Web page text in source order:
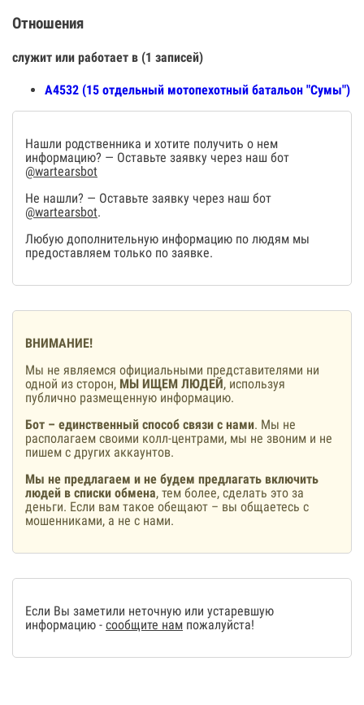
Отношения
служит или работает в (1 записей)
А4532 (15 отдельный мотопехотный батальон "Сумы")
Нашли родственника и хотите получить о нем
информацию? — Оставьте заявку через наш бот
@wartearsbot
Не нашли? — Оставьте заявку через наш бот
@wartearsbot.
Любую дополнительную информацию по людям мы
предоставляем только по заявке.
ВНИМАНИЕ!
Мы не являемся официальными представителями ни
одной из сторон, МЫ ИЩЕМ ЛЮДЕЙ, используя
публично размещенную информацию.
Бот – единственный способ связи с нами. Мы не
располагаем своими колл-центрами, мы не звоним и не
пишем с других аккаунтов.
Мы не предлагаем и не будем предлагать включить
людей в списки обмена, тем более, сделать это за
деньги. Если вам такое обещают – вы общаетесь с
мошенниками, а не с нами.
Если Вы заметили неточную или устаревшую
информацию - сообщите нам пожалуйста!